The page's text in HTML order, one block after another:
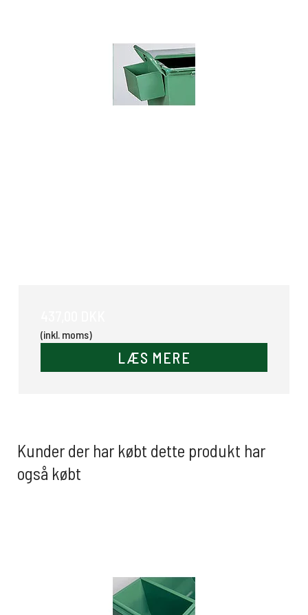
(inkl. moms)
LÆS MERE
Kunder der har købt dette produkt har
også købt